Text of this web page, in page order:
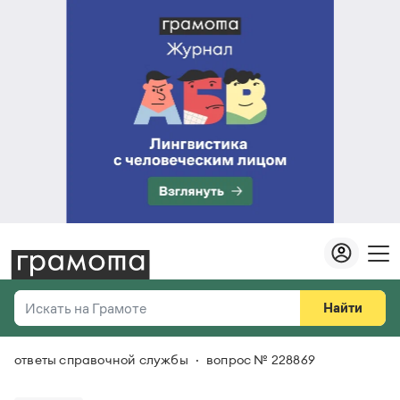
Искать на Грамоте
Справочная служба
Найти
Везде
ответы справочной службы вопрос № 228869